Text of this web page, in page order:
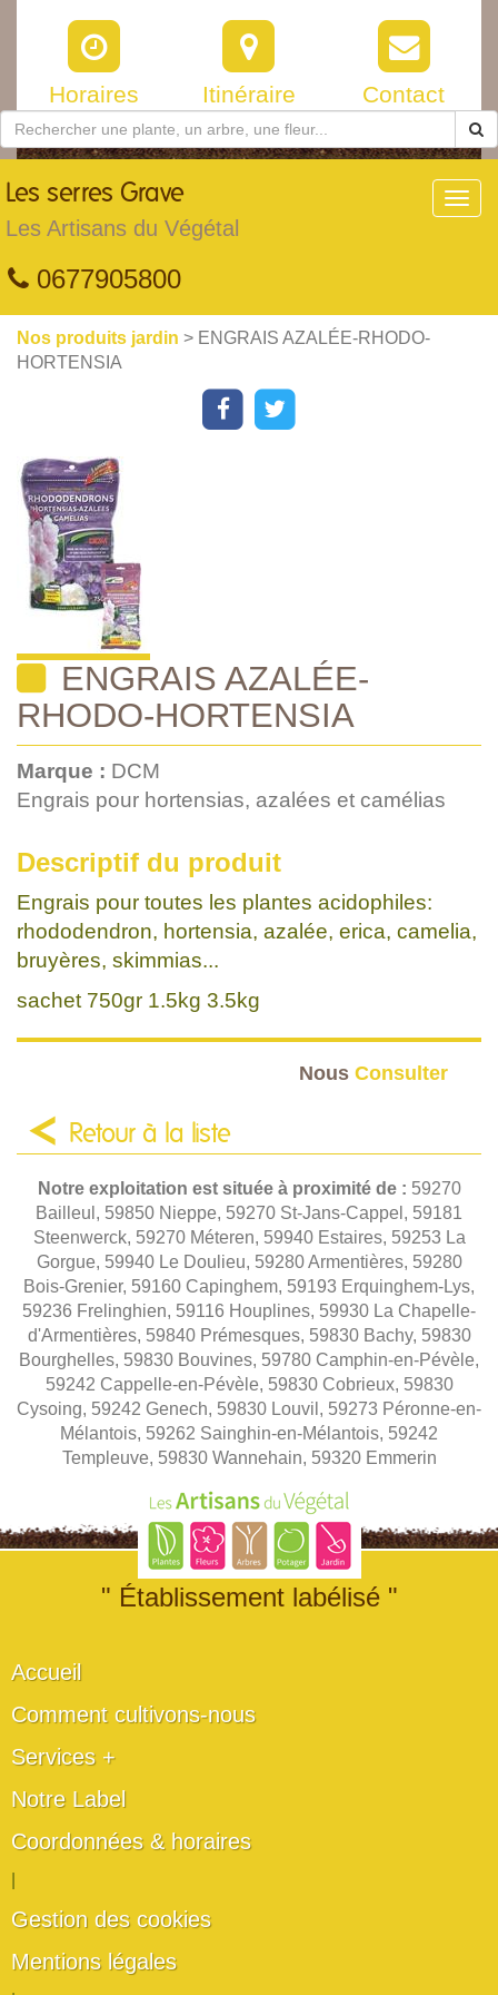
Horaires Itinéraire Contact
Les serres Grave
Les Artisans du Végétal
0677905800
Nos produits jardin > ENGRAIS AZALÉE-RHODO-
HORTENSIA
ENGRAIS AZALÉE-
RHODO-HORTENSIA
Marque : DCM
Engrais pour hortensias, azalées et camélias
Descriptif du produit
Engrais pour toutes les plantes acidophiles:
rhododendron, hortensia, azalée, erica, camelia,
bruyères, skimmias...
sachet 750gr 1.5kg 3.5kg
Nous Consulter
Retour à la liste
Notre exploitation est située à proximité de : 59270
Bailleul, 59850 Nieppe, 59270 St-Jans-Cappel, 59181
Steenwerck, 59270 Méteren, 59940 Estaires, 59253 La
Gorgue, 59940 Le Doulieu, 59280 Armentières, 59280
Bois-Grenier, 59160 Capinghem, 59193 Erquinghem-Lys,
59236 Frelinghien, 59116 Houplines, 59930 La Chapelle-
d'Armentières, 59840 Prémesques, 59830 Bachy, 59830
Bourghelles, 59830 Bouvines, 59780 Camphin-en-Pévèle,
59242 Cappelle-en-Pévèle, 59830 Cobrieux, 59830
Cysoing, 59242 Genech, 59830 Louvil, 59273 Péronne-en-
Mélantois, 59262 Sainghin-en-Mélantois, 59242
Templeuve, 59830 Wannehain, 59320 Emmerin
" Établissement labélisé "
Accueil
Comment cultivons-nous
Services +
Notre Label
Coordonnées & horaires
Gestion des cookies
Mentions légales